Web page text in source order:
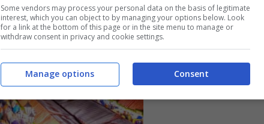
Some vendors may process your personal data on the basis of legitimate
interest, which you can object to by managing your options below. Look
for a link at the bottom of this page or in the site menu to manage or
withdraw consent in privacy and cookie settings.
Consent
Manage options